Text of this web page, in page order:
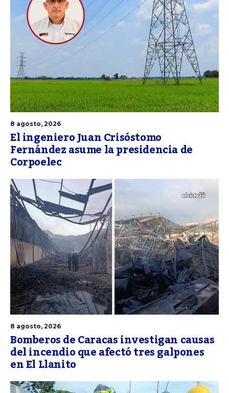
8 agosto, 2026
El ingeniero Juan Crisóstomo
Fernández asume la presidencia de
Corpoelec
8 agosto, 2026
Bomberos de Caracas investigan causas
del incendio que afectó tres galpones
en El Llanito